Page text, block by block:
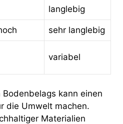
langlebig
sehr langlebig
variabel
kann einen
die Umwelt machen.
Materialien